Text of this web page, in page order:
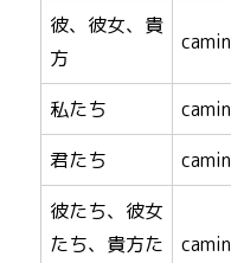
彼、彼女、貴
方
camin
私たち camin
君たち
camin
彼たち、彼女
たち、貴方た
camin